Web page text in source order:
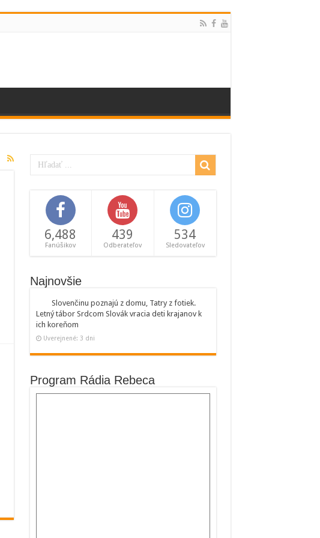
6,488
Fanúšikov
439
Odberateľov
534
Sledovateľov
Najnovšie
Slovenčinu poznajú z domu, Tatry z fotiek.
Letný tábor Srdcom Slovák vracia deti krajanov k
ich koreňom
Uverejnené: 3 dni
Program Rádia Rebeca